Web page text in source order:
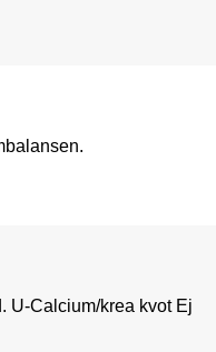
U-Calcium/krea kvot Ej